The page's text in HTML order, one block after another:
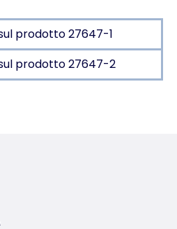
prodotto 27647-1
prodotto 27647-2